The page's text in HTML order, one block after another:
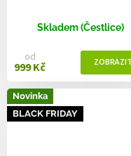
Skladem (Čestlice)
od
999 Kč
Novinka
BLACK FRIDAY